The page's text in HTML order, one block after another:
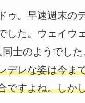
ゥ。早速週末の
した。ウェイウ
士のようでした
デレな姿は今ま
ですよね。しか